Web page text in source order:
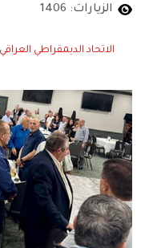
الزيارات: 1406
الاتحاد الديمقراطي